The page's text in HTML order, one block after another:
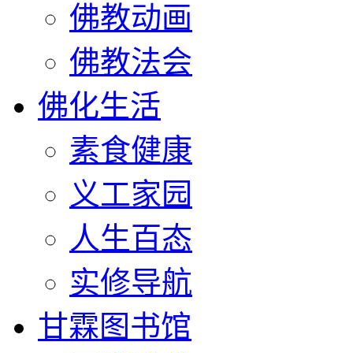
佛教动画
佛教法会
佛化生活
素食健康
义工家园
人生百态
实修导航
甘霖图书馆